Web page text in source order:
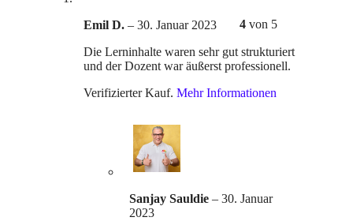
4von 5
Emil D. – 30. Januar 2023
Die Lerninhalte waren sehr gut strukturiert
und der Dozent war äußerst professionell.
Verifizierter Kauf. Mehr Informationen
Sanjay Sauldie – 30. Januar
2023